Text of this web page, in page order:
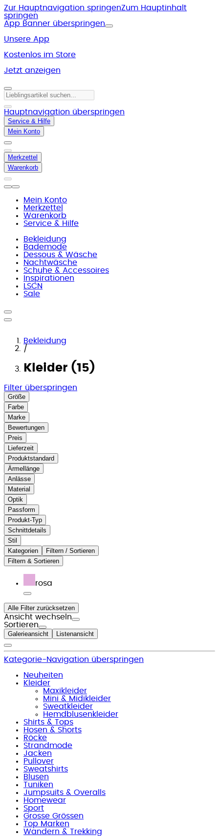
Zur Hauptnavigation springenZum Hauptinhalt
springen
App Banner überspringen
Unsere App
Kostenlos im Store
Jetzt anzeigen
Hauptnavigation überspringen
Service & Hilfe
Mein Konto
Merkzettel
Warenkorb
Mein Konto
Merkzettel
Warenkorb
Service & Hilfe
Bekleidung
Bademode
Dessous & Wäsche
Nachtwäsche
Schuhe & Accessoires
Inspirationen
LSCN
Sale
Bekleidung
/
Kleider (15)
Filter überspringen
Größe
Farbe
Marke
Bewertungen
Preis
Lieferzeit
Produktstandard
Ärmellänge
Anlässe
Material
Optik
Passform
Produkt-Typ
Schnittdetails
Stil
Kategorien
Filtern / Sortieren
Filtern & Sortieren
rosa
Alle Filter zurücksetzen
Ansicht wechseln
Sortieren
Galerieansicht Listenansicht
Kategorie-Navigation überspringen
Neuheiten
Kleider
Maxikleider
Mini & Midikleider
Sweatkleider
Hemdblusenkleider
Shirts & Tops
Hosen & Shorts
Röcke
Strandmode
Jacken
Pullover
Sweatshirts
Blusen
Tuniken
Jumpsuits & Overalls
Homewear
Sport
Grosse Grössen
Top Marken
Wandern & Trekking